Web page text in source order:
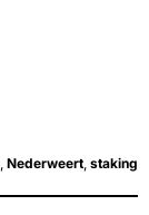
, Nederweert, staking